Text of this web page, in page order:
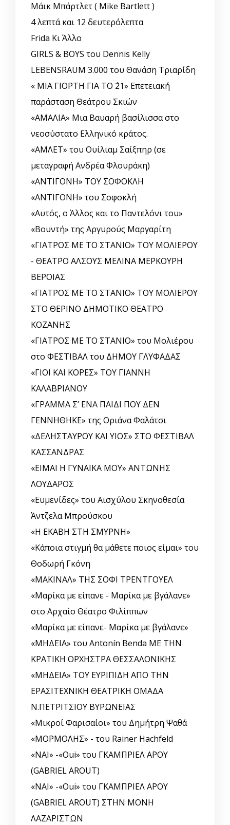
Μάικ Μπάρτλετ ( Mike Bartlett )
4 λεπτά και 12 δευτερόλεπτα
Frida Κι Άλλο
GIRLS & BOYS του Dennis Kelly
LEBENSRAUM 3.000 του Θανάση Τριαρίδη
« ΜΙΑ ΓΙΟΡΤΗ ΓΙΑ ΤΟ ΄21» Επετειακή
παράσταση Θεάτρου Σκιών
«ΑΜΑΛΙΑ» Μια Βαυαρή βασίλισσα στο
νεοσύστατο Ελληνικό κράτος.
«ΑΜΛΕΤ» του Ουίλιαμ Σαίξπηρ (σε
μεταγραφή Ανδρέα Φλουράκη)
«ΑΝΤΙΓΟΝΗ» ΤΟΥ ΣΟΦΟΚΛΗ
«ΑΝΤΙΓΟΝΗ» του Σοφοκλή
«Αυτός, o Άλλος και το Παντελόνι του»
«Βουντή» της Αργυρούς Μαργαρίτη
«ΓΙΑΤΡΟΣ ΜΕ ΤΟ ΣΤΑΝΙΟ» ΤΟΥ ΜΟΛΙΕΡΟΥ
- ΘΕΑΤΡΟ ΑΛΣΟΥΣ ΜΕΛΙΝΑ ΜΕΡΚΟΥΡΗ
ΒΕΡΟΙΑΣ
«ΓΙΑΤΡΟΣ ΜΕ ΤΟ ΣΤΑΝΙΟ» ΤΟΥ ΜΟΛΙΕΡΟΥ
ΣΤΟ ΘΕΡΙΝΟ ΔΗΜΟΤΙΚΟ ΘΕΑΤΡΟ
ΚΟΖΑΝΗΣ
«ΓΙΑΤΡΟΣ ΜΕ ΤΟ ΣΤΑΝΙΟ» του Μολιέρου
στο ΦΕΣΤΙΒΑΛ του ΔΗΜΟΥ ΓΛΥΦΑΔΑΣ
«ΓΙΟΙ ΚΑΙ ΚΟΡΕΣ» ΤΟΥ ΓΙΑΝΝΗ
ΚΑΛΑΒΡΙΑΝΟΥ
«ΓΡΑΜΜΑ Σ’ ΕΝΑ ΠΑΙΔΙ ΠΟΥ ΔΕΝ
ΓΕΝΝΗΘΗΚΕ» της Οριάνα Φαλάτσι
«ΔΕΛΗΣΤΑΥΡΟΥ ΚΑΙ ΥΙΟΣ» ΣΤΟ ΦΕΣΤΙΒΑΛ
ΚΑΣΣΑΝΔΡΑΣ
«ΕΙΜΑΙ Η ΓΥΝΑΙΚΑ ΜΟΥ» ΑΝΤΩΝΗΣ
ΛΟΥΔΑΡΟΣ
«Ευμενίδες» του Αισχύλου Σκηνοθεσία
Άντζελα Μπρούσκου
«Η ΕΚΑΒΗ ΣΤΗ ΣΜΥΡΝΗ»
«Κάποια στιγμή θα μάθετε ποιος είμαι» του
Θοδωρή Γκόνη
«ΜΑΚΙΝΑΛ» ΤΗΣ ΣΟΦΙ ΤΡΕΝΤΓΟΥΕΛ
«Μαρίκα με είπανε - Μαρίκα με βγάλανε»
στο Αρχαίο Θέατρο Φιλίππων
«Μαρίκα με είπανε- Μαρίκα με βγάλανε»
«ΜΗΔΕΙΑ» του Antonín Benda ΜΕ ΤΗΝ
ΚΡΑΤΙΚΗ ΟΡΧΗΣΤΡΑ ΘΕΣΣΑΛΟΝΙΚΗΣ
«ΜΗΔΕΙΑ» ΤΟΥ ΕΥΡΙΠΙΔΗ ΑΠΟ ΤΗΝ
ΕΡΑΣΙΤΕΧΝΙΚΗ ΘΕΑΤΡΙΚΗ ΟΜΑΔΑ
Ν.ΠΕΤΡΙΤΣΙΟΥ ΒΥΡΩΝΕΙΑΣ
«Μικροί Φαρισαίοι» του Δημήτρη Ψαθά
«ΜΟΡΜΟΛΗΣ» - του Rainer Hachfeld
«ΝΑΙ» -«Oui» του ΓΚΑΜΠΡΙΕΛ ΑΡΟΥ
(GABRIEL AROUT)
«ΝΑΙ» -«Oui» του ΓΚΑΜΠΡΙΕΛ ΑΡΟΥ
(GABRIEL AROUT) ΣΤΗΝ ΜΟΝΗ
ΛΑΖΑΡΙΣΤΩΝ